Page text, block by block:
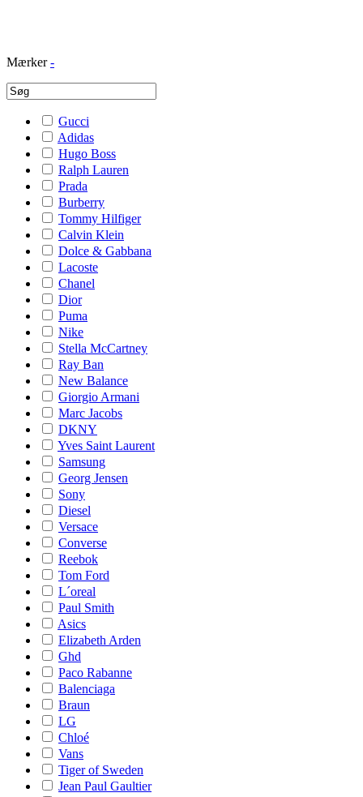
Mærker -
Gucci
Adidas
Hugo Boss
Ralph Lauren
Prada
Burberry
Tommy Hilfiger
Calvin Klein
Dolce & Gabbana
Lacoste
Chanel
Dior
Puma
Nike
Stella McCartney
Ray Ban
New Balance
Giorgio Armani
Marc Jacobs
DKNY
Yves Saint Laurent
Samsung
Georg Jensen
Sony
Diesel
Versace
Converse
Reebok
Tom Ford
L´oreal
Paul Smith
Asics
Elizabeth Arden
Ghd
Paco Rabanne
Balenciaga
Braun
LG
Chloé
Vans
Tiger of Sweden
Jean Paul Gaultier